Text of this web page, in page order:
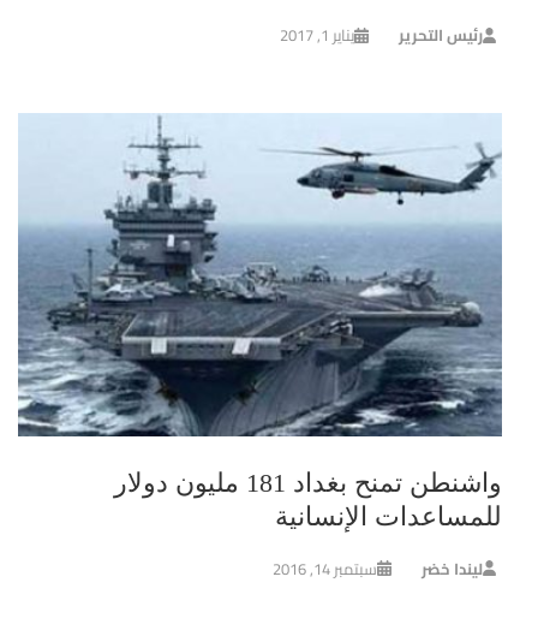
رئيس التحرير يناير 1, 2017
واشنطن تمنح بغداد 181 مليون دولار
للمساعدات الإنسانية
ليندا خضر سبتمبر 14, 2016